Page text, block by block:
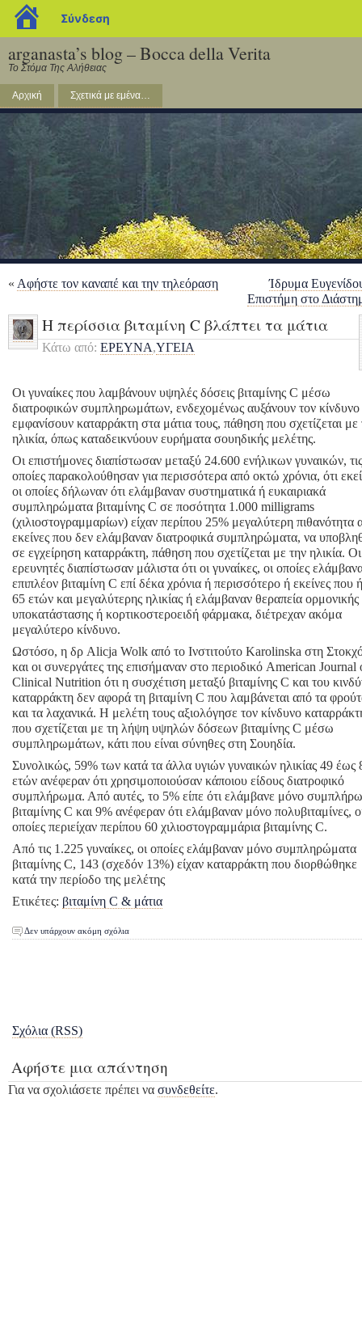
blogs.sch.gr
Σύνδεση
arganasta’s blog – Bocca della Verita
Το Στόμα Της Αλήθειας
Αρχική Σχετικά με εμένα…
« Αφήστε τον καναπέ και την τηλεόραση
Ίδρυμα
Επιστήμη στο
Η περίσσια βιταμίνη C βλάπτει τα μάτια
Κάτω από: ΕΡΕΥΝΑ,ΥΓΕΙΑ
Οι γυναίκες που λαμβάνουν υψηλές δόσεις βιταμίνης C μέσω
διατροφικών συμπληρωμάτων, ενδεχομένως αυξάνουν τον κίνδυνο
εμφανίσουν καταρράκτη στα μάτια τους, πάθηση που σχετίζεται με
ηλικία, όπως καταδεικνύουν ευρήματα σουηδικής μελέτης.
Οι επιστήμονες διαπίστωσαν μεταξύ 24.600 ενήλικων γυναικών, τις
οποίες παρακολούθησαν για περισσότερα από οκτώ χρόνια, ότι
οι οποίες δήλωναν ότι ελάμβαναν συστηματικά ή ευκαιριακά
συμπληρώματα βιταμίνης C σε ποσότητα 1.000 milligrams
(χιλιοστογραμμαρίων) είχαν περίπου 25% μεγαλύτερη πιθανότητα
εκείνες που δεν ελάμβαναν διατροφικά συμπληρώματα, να
σε εγχείρηση καταρράκτη, πάθηση που σχετίζεται με την ηλικία. Οι
ερευνητές διαπίστωσαν μάλιστα ότι οι γυναίκες, οι οποίες
επιπλέον βιταμίνη C επί δέκα χρόνια ή περισσότερο ή εκείνες που
65 ετών και μεγαλύτερης ηλικίας ή ελάμβαναν θεραπεία ορμονικής
υποκατάστασης ή κορτικοστεροειδή φάρμακα, διέτρεχαν ακόμα
μεγαλύτερο κίνδυνο.
Ωστόσο, η δρ Alicja Wolk από το Ινστιτούτο Karolinska στη
και οι συνεργάτες της επισήμαναν στο περιοδικό American Journal
Clinical Nutrition ότι η συσχέτιση μεταξύ βιταμίνης C και του
καταρράκτη δεν αφορά τη βιταμίνη C που λαμβάνεται από τα
και τα λαχανικά. Η μελέτη τους αξιολόγησε τον κίνδυνο
που σχετίζεται με τη λήψη υψηλών δόσεων βιταμίνης C μέσω
συμπληρωμάτων, κάτι που είναι σύνηθες στη Σουηδία.
Συνολικώς, 59% των κατά τα άλλα υγιών γυναικών ηλικίας 49 έως
ετών ανέφεραν ότι χρησιμοποιούσαν κάποιου είδους διατροφικό
συμπλήρωμα. Από αυτές, το 5% είπε ότι ελάμβανε μόνο
βιταμίνης C και 9% ανέφεραν ότι ελάμβαναν μόνο πολυβιταμίνες,
οποίες περιείχαν περίπου 60 χιλιοστογραμμάρια βιταμίνης C.
Aπό τις 1.225 γυναίκες, οι οποίες ελάμβαναν μόνο συμπληρώματα
βιταμίνης C, 143 (σχεδόν 13%) είχαν καταρράκτη που διορθώθηκε
κατά την περίοδο της μελέτης
Ετικέτες: βιταμίνη C & μάτια
Δεν υπάρχουν ακόμη σχόλια
Σχόλια (RSS)
Αφήστε μια απάντηση
Για να σχολιάσετε πρέπει να συνδεθείτε.